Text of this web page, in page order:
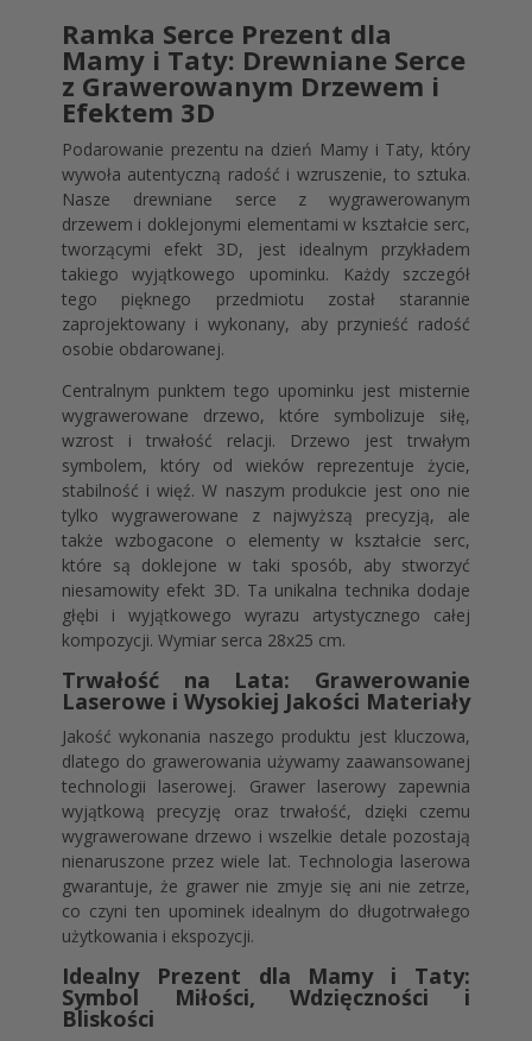
Ramka Serce Prezent dla
Mamy i Taty: Drewniane Serce
z Grawerowanym Drzewem i
Efektem 3D
Podarowanie prezentu na dzień Mamy i Taty, który
wywoła autentyczną radość i wzruszenie, to sztuka.
Nasze drewniane serce z wygrawerowanym
drzewem i doklejonymi elementami w kształcie serc,
tworzącymi efekt 3D, jest idealnym przykładem
takiego wyjątkowego upominku. Każdy szczegół
tego pięknego przedmiotu został starannie
zaprojektowany i wykonany, aby przynieść radość
osobie obdarowanej.
Centralnym punktem tego upominku jest misternie
wygrawerowane drzewo, które symbolizuje siłę,
wzrost i trwałość relacji. Drzewo jest trwałym
symbolem, który od wieków reprezentuje życie,
stabilność i więź. W naszym produkcie jest ono nie
tylko wygrawerowane z najwyższą precyzją, ale
także wzbogacone o elementy w kształcie serc,
które są doklejone w taki sposób, aby stworzyć
niesamowity efekt 3D. Ta unikalna technika dodaje
głębi i wyjątkowego wyrazu artystycznego całej
kompozycji. Wymiar serca 28x25 cm.
Trwałość na Lata: Grawerowanie
Laserowe i Wysokiej Jakości Materiały
Jakość wykonania naszego produktu jest kluczowa,
dlatego do grawerowania używamy zaawansowanej
technologii laserowej. Grawer laserowy zapewnia
wyjątkową precyzję oraz trwałość, dzięki czemu
wygrawerowane drzewo i wszelkie detale pozostają
nienaruszone przez wiele lat. Technologia laserowa
gwarantuje, że grawer nie zmyje się ani nie zetrze,
co czyni ten upominek idealnym do długotrwałego
użytkowania i ekspozycji.
Idealny Prezent dla Mamy i Taty:
Symbol Miłości, Wdzięczności i
Bliskości